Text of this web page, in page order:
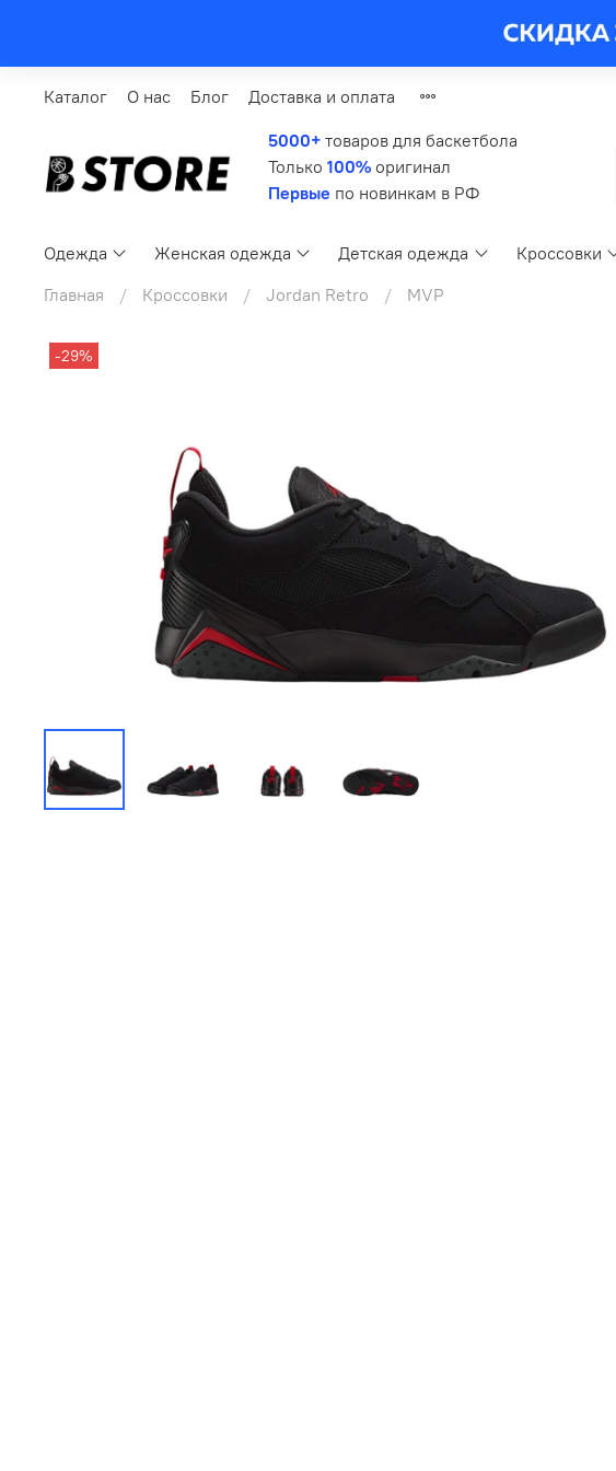
Каталог О нас Блог Доставка и оплата
5000+ товаров для баскетбола
Только 100% оригинал
Первые по новинкам в РФ
Одежда Женская одежда Детская одежда Кроссовки
Главная
Кроссовки Jordan Retro MVP
-29%